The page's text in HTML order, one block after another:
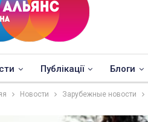
Публікації Блоги
Новости Зарубежные новости